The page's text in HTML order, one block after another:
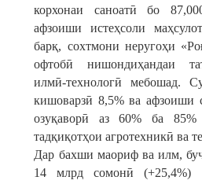
корхонаи саноатӣ бо
афзоиши истеҳсоли
барқ, сохтмони неругоҳи
офтобӣ нишондиҳандаи
илмӣ-технологӣ мебошад.
кишоварзӣ 8,5% ва афзоиши
озуқаворӣ аз 60% ба 85%
тадқиқотҳои агротехникӣ ва
Дар бахши маориф ва илм,
14 млрд сомонӣ (+25,4%)